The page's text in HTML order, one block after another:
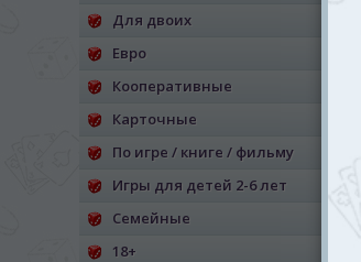
Для двоих
Евро
Кооперативные
Карточные
По игре / книге / фильму
Игры для детей 2-6 лет
Семейные
18+